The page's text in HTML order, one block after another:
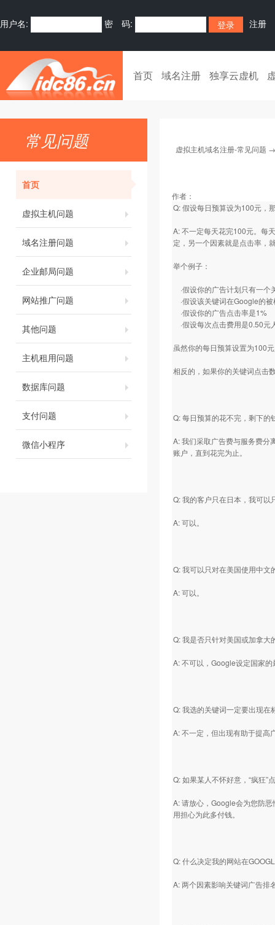
用户名: 密 码: 注册
首页 域名注册 独享云虚机
常见问题
首页
虚拟主机问题
域名注册问题
企业邮局问题
网站推广问题
其他问题
主机租用问题
数据库问题
支付问题
微信小程序
虚拟主机域名注册-常见问题
作者：
Q: 假设每日预算设为100元，
A: 不一定每天花完100元。每
定，另一个因素就是点击率，
举个例子：
·假设你的广告计划只有一个
·假设该关键词在Google的
·假设你的广告点击率是1%
·假设每次点击费用是0.50元
虽然你的每日预算设置为100
相反的，如果你的关键词点击
Q: 每日预算的花不完，剩下的
A: 我们采取广告费与服务费分
账户，直到花完为止。
Q: 我的客户只在日本，我可以
A: 可以。
Q: 我可以只对在美国使用中文
A: 可以。
Q: 我是否只针对美国或加拿大
A: 不可以，Google设定国家
Q: 我选的关键词一定要出现在
A: 不一定，但出现有助于提高
Q: 如果某人不怀好意，“疯狂”
A: 请放心，Google会为您防
用担心为此多付钱。
Q: 什么决定我的网站在
A: 两个因素影响关键词广告排